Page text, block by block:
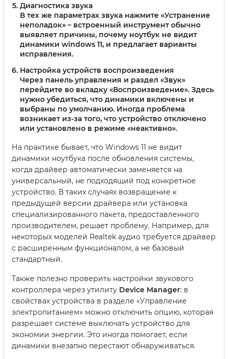
Диагностика звука
В тех же параметрах звука нажмите «Устранение
неполадок» – встроенный инструмент обычно
выявляет причины, почему ноутбук не видит
динамики windows 11, и предлагает варианты
исправления.
Настройка устройств воспроизведения
Через панель управления и раздел «Звук»
перейдите во вкладку «Воспроизведение». Здесь
нужно убедиться, что динамики включены и
выбраны по умолчанию. Иногда проблема
возникает из-за того, что устройство отключено
или установлено в режиме «неактивно».
На практике бывает, что Windows 11 не видит
динамики ноутбука после обновления системы,
когда драйвер автоматически заменяется на
универсальный, не подходящий под конкретное
устройство. В таких случаях возвращение к
предыдущей версии драйвера или установка
специализированного пакета, предоставленного
производителем, решает проблему. Например, для
некоторых моделей Realtek аудио требуется драйвер
с расширенным функционалом, а не базовый
стандартный.
Также полезно проверить настройки звукового
контроллера через утилиту Device Manager: в
свойствах устройства в разделе «Управление
электропитанием» можно отключить опцию, которая
разрешает системе выключать устройство для
экономии энергии. Это иногда помогает, если
динамики внезапно перестают обнаруживаться.